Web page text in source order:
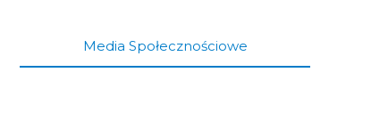
Media Społecznościowe